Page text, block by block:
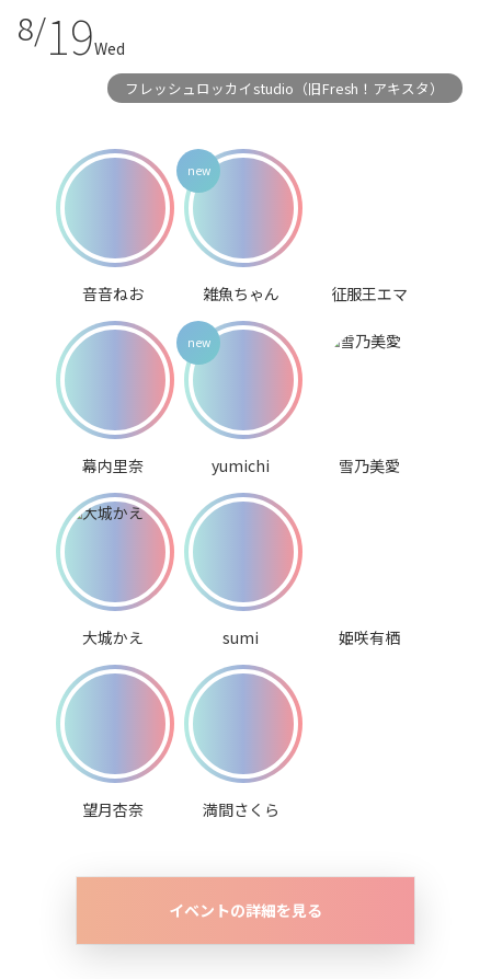
8/19Wed
フレッシュロッカイstudio（旧Fresh！アキスタ）
音音ねお 雑魚ちゃん 征服王エマ
幕内里奈 yumichi 雪乃美愛
大城かえ sumi 姫咲有栖
望月杏奈 満間さくら
イベントの詳細を見る